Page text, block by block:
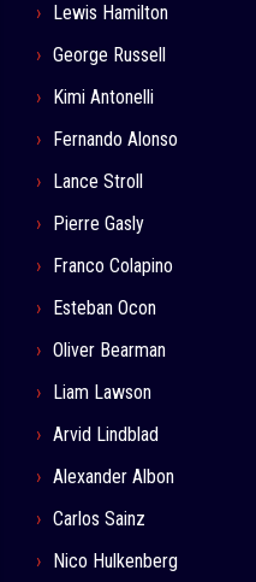
Lewis Hamilton
George Russell
Kimi Antonelli
Fernando Alonso
Lance Stroll
Pierre Gasly
Franco Colapino
Esteban Ocon
Oliver Bearman
Liam Lawson
Arvid Lindblad
Alexander Albon
Carlos Sainz
Nico Hulkenberg